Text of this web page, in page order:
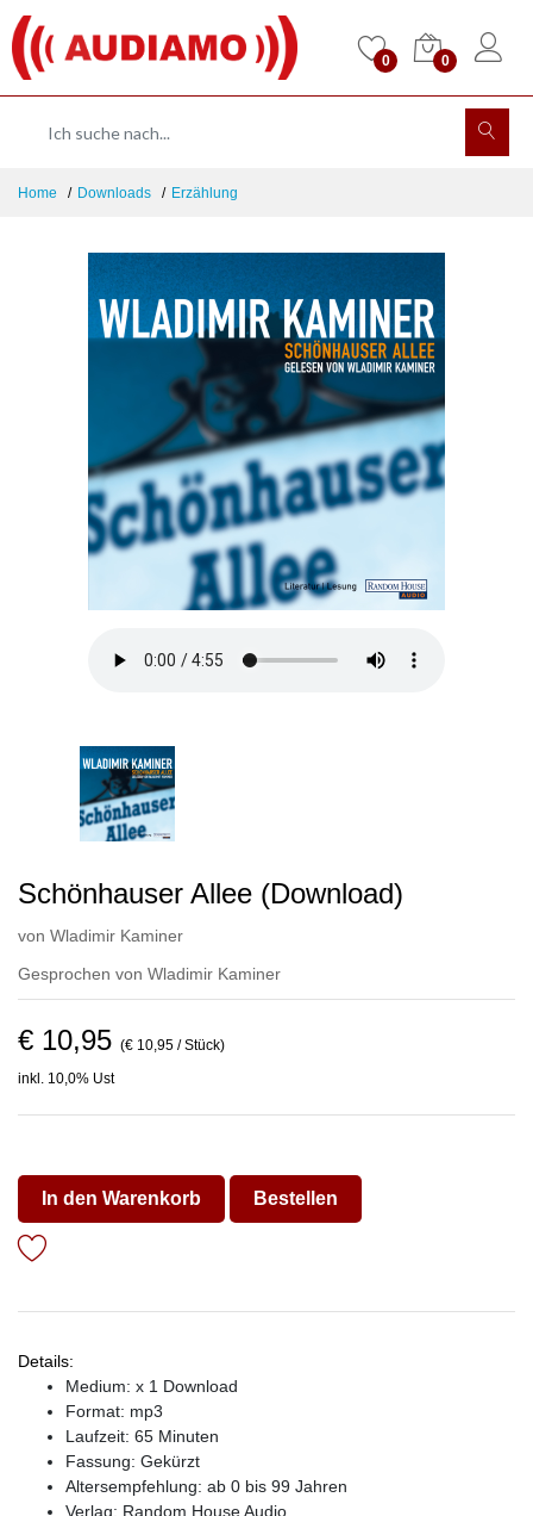
0 0
Home Downloads Erzählung
Schönhauser Allee (Download)
von Wladimir Kaminer
Gesprochen von Wladimir Kaminer
€ 10,95 (€ 10,95 / Stück)
inkl. 10,0% Ust
In den Warenkorb Bestellen
Details:
Medium: x 1 Download
Format: mp3
Laufzeit: 65 Minuten
Fassung: Gekürzt
Altersempfehlung: ab 0 bis 99 Jahren
Verlag: Random House Audio